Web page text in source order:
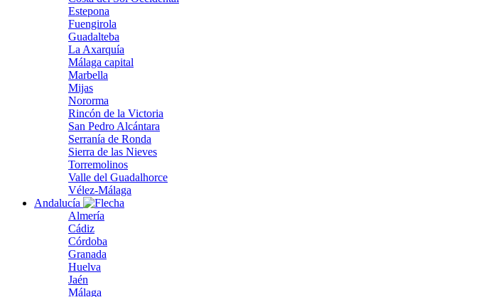
Estepona
Fuengirola
Guadalteba
La Axarquía
Málaga capital
Marbella
Mijas
Nororma
Rincón de la Victoria
San Pedro Alcántara
Serranía de Ronda
Sierra de las Nieves
Torremolinos
Valle del Guadalhorce
Vélez-Málaga
Andalucía
Almería
Cádiz
Córdoba
Granada
Huelva
Jaén
Málaga